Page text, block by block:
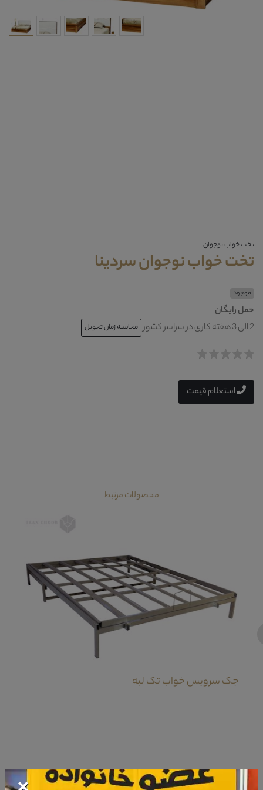
تخت خواب نوجوان
تخت خواب نوجوان سردینا
موجود
حمل رایگان
2 الی 3 هفته کاری در سراسر کشور
محاسبه زمان تحویل
استعلام قیمت
محصولات مرتبط
جک سرویس خواب تک لبه
معرفی تخت خواب نوجوان سردینا